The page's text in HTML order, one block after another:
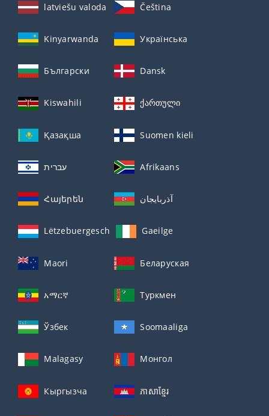
latviešu valoda Čeština
Kinyarwanda Українська
Български Dansk
Kiswahili ქართული
Қазақша Suomen kieli
עברית Afrikaans
Հայերեն آذربايجان
Lëtzebuergesch Gaeilge
Maori Беларуская
አማርኛ Туркмен
Ўзбек Soomaaliga
Malagasy Монгол
Кыргызча ភាសាខ្មែរ